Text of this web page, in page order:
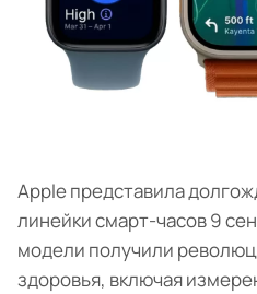
Apple представила
линейки смарт-часов 9
модели получили
здоровья, включая